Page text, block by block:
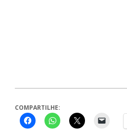
COMPARTILHE: